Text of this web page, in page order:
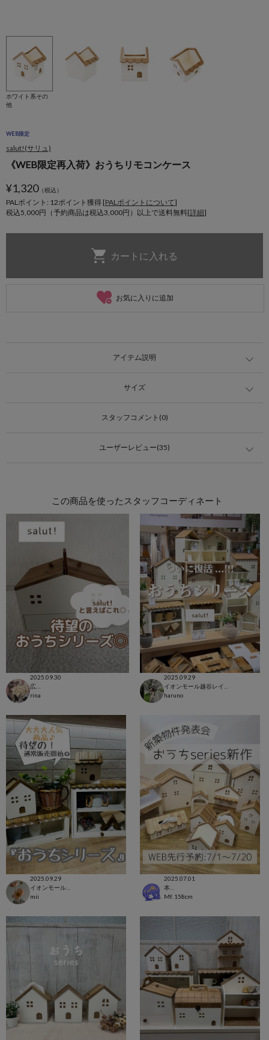
ホワイト系その
他
WEB限定
salut!(サリュ)
《WEB限定再入荷》おうちリモコンケース
¥1,320（税込）
PALポイント: 12ポイント獲得 [PALポイントについて]
税込5,000円（予約商品は税込3,000円）以上で送料無料[詳細]
お気に入りに追加
アイテム説明
サイズ
スタッフコメント(0)
ユーザーレビュー(35)
この商品を使ったスタッフコーディネート
2025.09.30
rina
2025.09.29
haruno
2025.09.29
mii
2025.07.01
本部
Mf. 158cm